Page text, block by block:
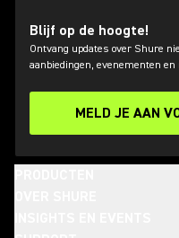
Blijf op de hoogte!
Ontvang updates over Shure
aanbiedingen, evenementen en
MELD JE AAN